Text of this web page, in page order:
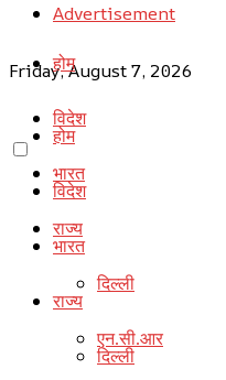
Advertisement
Friday, August 7, 2026
होम
विदेश
भारत
राज्य
दिल्ली
एन.सी.आर
होम
विदेश
भारत
राज्य
दिल्ली